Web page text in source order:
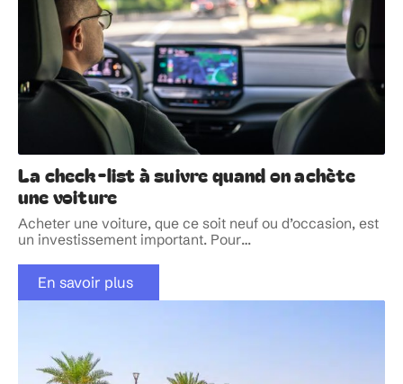
La check-list à suivre quand on achète
une voiture
Acheter une voiture, que ce soit neuf ou d’occasion, est
un investissement important. Pour…
En savoir plus